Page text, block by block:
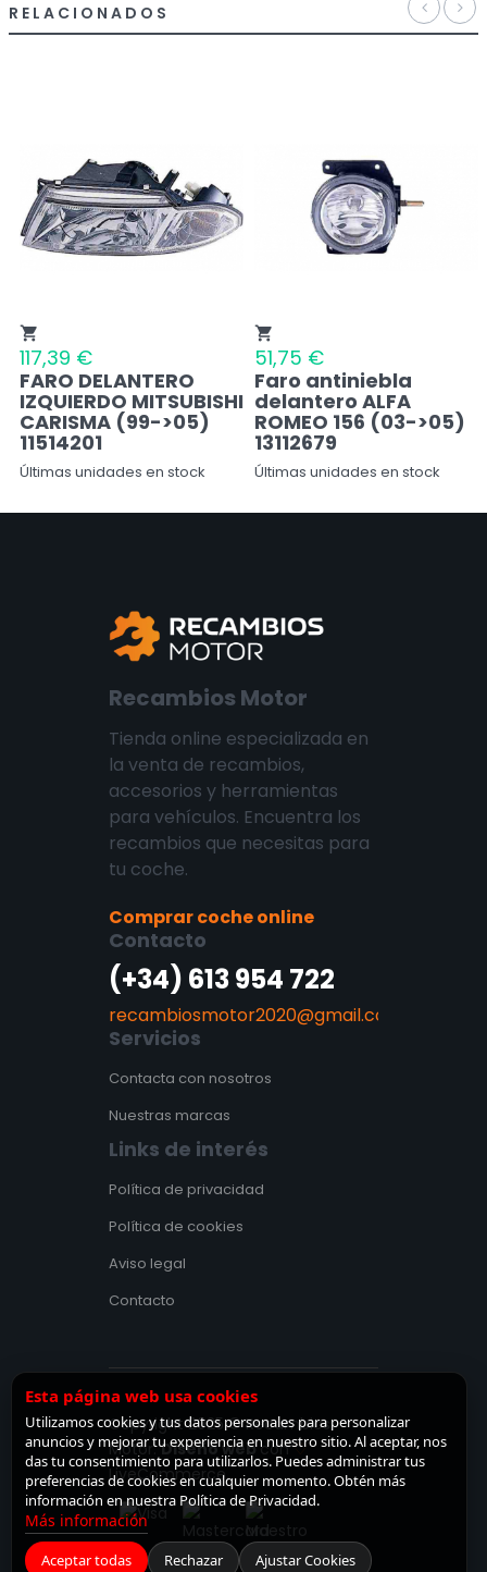
RELACIONADOS
shopping_cart
117,39 €
FARO DELANTERO
IZQUIERDO MITSUBISHI
CARISMA (99->05)
11514201
Últimas unidades en stock
shopping_cart
51,75 €
Faro antiniebla
delantero ALFA
ROMEO 156 (03->05)
13112679
Últimas unidades en stock
Recambios Motor
Tienda online especializada en
la venta de recambios,
accesorios y herramientas
para vehículos. Encuentra los
recambios que necesitas para
tu coche.
Comprar coche online
Contacto
(+34) 613 954 722
recambiosmotor2020@gmail.com
Servicios
Contacta con nosotros
Nuestras marcas
Links de interés
Política de privacidad
Política de cookies
Aviso legal
Contacto
Copyright 2025 © Recambios
Motor.Diseño webcon♡
LiveCommerce.
Esta página web usa cookies
Utilizamos cookies y tus datos personales para personalizar
anuncios y mejorar tu experiencia en nuestro sitio. Al aceptar, nos
das tu consentimiento para utilizarlos. Puedes administrar tus
preferencias de cookies en cualquier momento. Obtén más
información en nuestra Política de Privacidad.
Más información
Aceptar todas Rechazar Ajustar Cookies